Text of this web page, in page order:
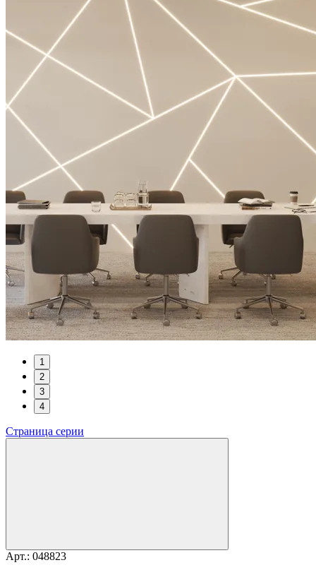
1
2
3
4
Страница серии
Арт.: 048823